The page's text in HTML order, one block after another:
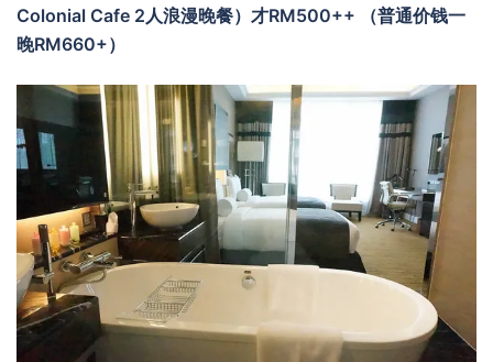
Colonial Cafe 2人浪漫晚餐）才RM500++ （普通价钱一
晚RM660+）